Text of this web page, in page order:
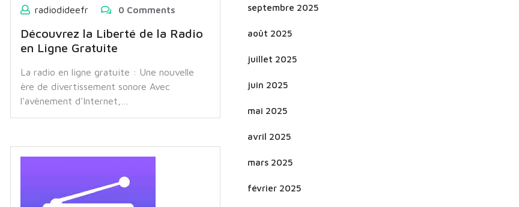
radiodideefr 0 Comments
Découvrez la Liberté de la Radio
en Ligne Gratuite
La radio en ligne gratuite : Une nouvelle
ère de divertissement sonore Avec
l'avènement d'Internet,…
septembre 2025
août 2025
juillet 2025
juin 2025
mai 2025
avril 2025
mars 2025
février 2025